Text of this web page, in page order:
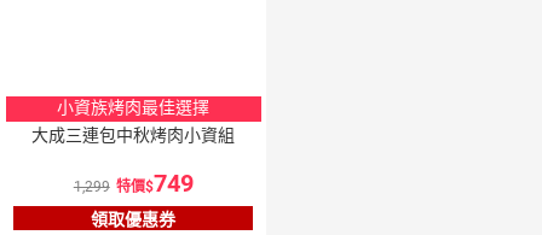
小資族烤肉最佳選擇
大成三連包中秋烤肉小資組
1,299 特價 749
領取優惠券